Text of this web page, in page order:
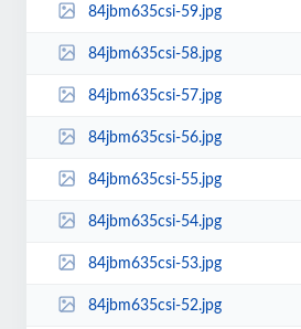
84jbm635csi-59.jpg
84jbm635csi-58.jpg
84jbm635csi-57.jpg
84jbm635csi-56.jpg
84jbm635csi-55.jpg
84jbm635csi-54.jpg
84jbm635csi-53.jpg
84jbm635csi-52.jpg